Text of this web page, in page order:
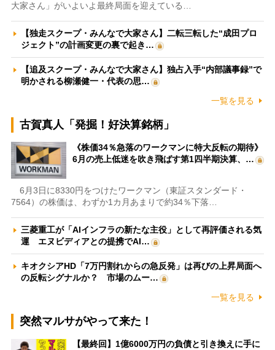
大家さん」がいよいよ最終局面を迎えている…
【独走スクープ・みんなで大家さん】二転三転した“成田プロ
ジェクト”の計画変更の裏で起き…
【追及スクープ・みんなで大家さん】独占入手“内部議事録”で
明かされる柳瀬健一・代表の思…
一覧を見る
古賀真人「発掘！好決算銘柄」
《株価34％急落のワークマンに特大反転の期待》
6月の売上低迷を吹き飛ばす第1四半期決算、…
6月3日に8330円をつけたワークマン（東証スタンダード・
7564）の株価は、わずか1カ月あまりで約34％下落…
三菱重工が「AIインフラの新たな主役」として再評価される気
運 エヌビディアとの提携でAI…
キオクシアHD「7万円割れからの急反発」は再びの上昇局面へ
の反転シグナルか？ 市場のムー…
一覧を見る
突然マルサがやって来た！
【最終回】1億6000万円の負債と引き換えに手に